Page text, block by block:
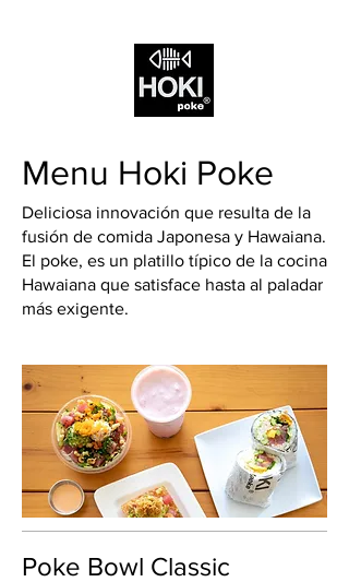
Menu Hoki Poke
Deliciosa innovación que resulta de la
fusión de comida Japonesa y Hawaiana.
El poke, es un platillo típico de la cocina
Hawaiana que satisface hasta al paladar
más exigente.
Poke Bowl Classic